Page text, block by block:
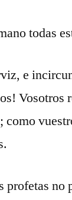
todas
e
Vosotros
como
profetas no